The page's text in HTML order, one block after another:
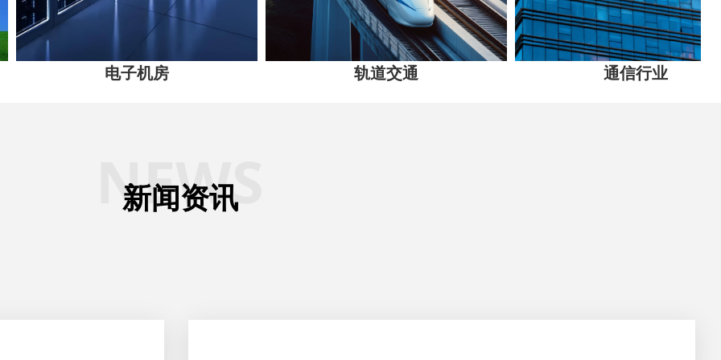
NEWS
新闻资讯
电子机房 轨道交通 通信行业